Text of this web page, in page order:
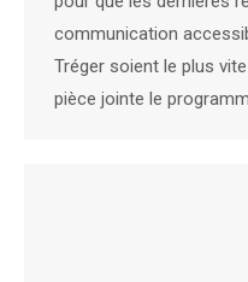
communication
Tréger soient le plus
pièce jointe le